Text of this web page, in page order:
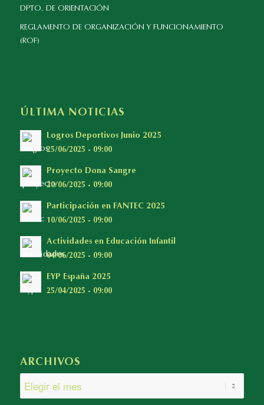
DPTO. DE ORIENTACIÓN
REGLAMENTO DE ORGANIZACIÓN Y FUNCIONAMIENTO
(ROF)
ÚLTIMA NOTICIAS
Logros Deportivos Junio 2025
25/06/2025 - 09:00
Proyecto Dona Sangre
20/06/2025 - 09:00
Participación en FANTEC 2025
10/06/2025 - 09:00
Actividades en Educación Infantil
04/06/2025 - 09:00
EYP España 2025
25/04/2025 - 09:00
ARCHIVOS